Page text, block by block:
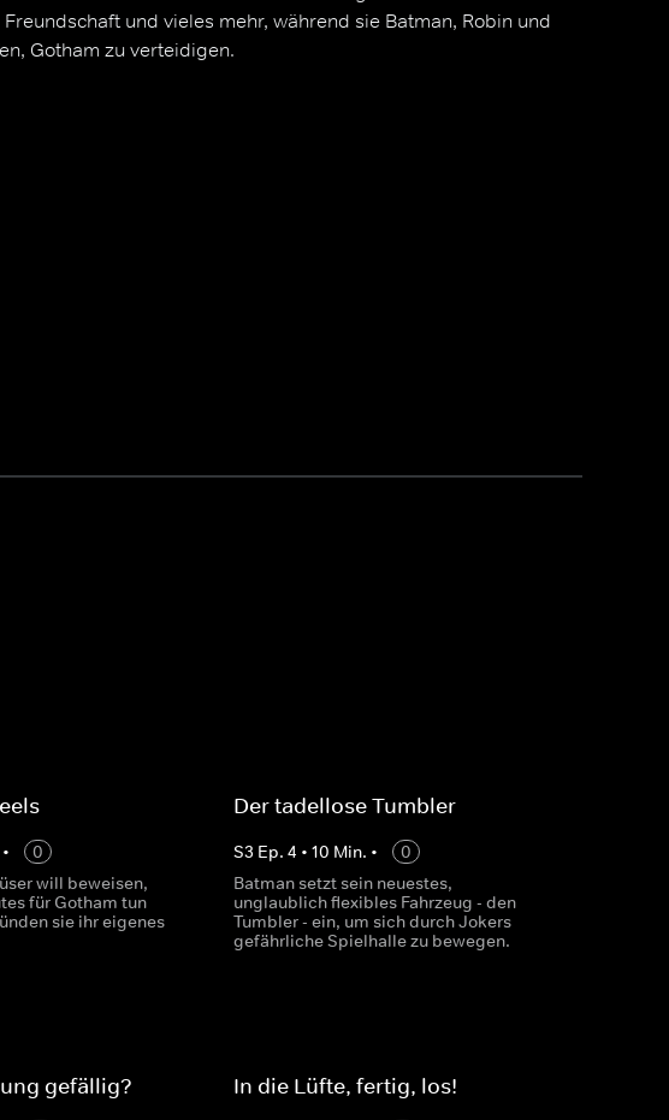
und vieles mehr, während sie Batman, Robin und
Gotham zu verteidigen.
•
0
will beweisen,
für Gotham tun
sie ihr eigenes
Der tadellose Tumbler
S3 Ep. 4 • 10 Min. •
0
Batman setzt sein neuestes,
unglaublich flexibles Fahrzeug - den
Tumbler - ein, um sich durch Jokers
gefährliche Spielhalle zu bewegen.
gefällig? In die Lüfte, fertig, los!